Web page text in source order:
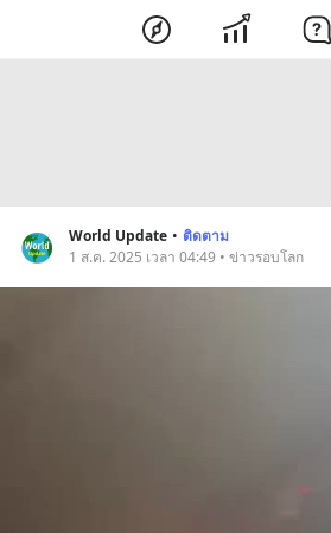
World Update • ติดตาม
1 ส.ค. 2025 เวลา 04:49 • ข่าวรอบโลก